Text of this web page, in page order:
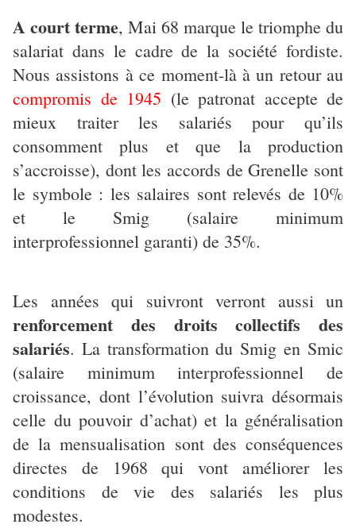
A court terme, Mai 68 marque le triomphe du
salariat dans le cadre de la société fordiste.
Nous assistons à ce moment-là à un retour au
compromis de 1945 (le patronat accepte de
mieux traiter les salariés pour qu’ils
consomment plus et que la production
s’accroisse), dont les accords de Grenelle sont
le symbole : les salaires sont relevés de 10%
et le Smig (salaire minimum
interprofessionnel garanti) de 35%.
Les années qui suivront verront aussi un
renforcement des droits collectifs des
salariés. La transformation du Smig en Smic
(salaire minimum interprofessionnel de
croissance, dont l’évolution suivra désormais
celle du pouvoir d’achat) et la généralisation
de la mensualisation sont des conséquences
directes de 1968 qui vont améliorer les
conditions de vie des salariés les plus
modestes.